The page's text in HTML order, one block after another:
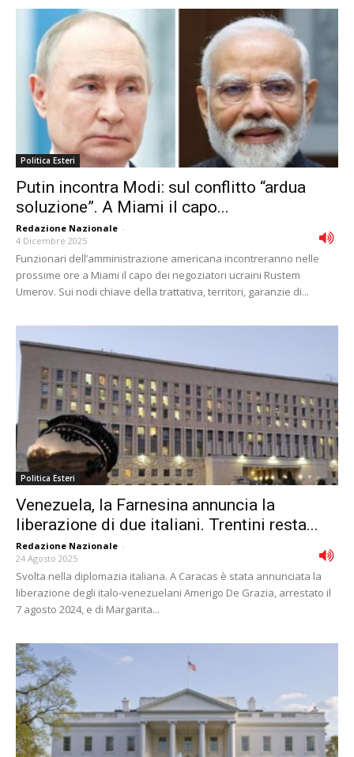
Politica Esteri
Putin incontra Modi: sul conflitto “ardua
soluzione”. A Miami il capo...
Redazione Nazionale -
4 Dicembre 2025
Funzionari dell’amministrazione americana incontreranno nelle
prossime ore a Miami il capo dei negoziatori ucraini Rustem
Umerov. Sui nodi chiave della trattativa, territori, garanzie di...
Politica Esteri
Venezuela, la Farnesina annuncia la
liberazione di due italiani. Trentini resta...
Redazione Nazionale -
24 Agosto 2025
Svolta nella diplomazia italiana. A Caracas è stata annunciata la
liberazione degli italo-venezuelani Amerigo De Grazia, arrestato il
7 agosto 2024, e di Margarita...